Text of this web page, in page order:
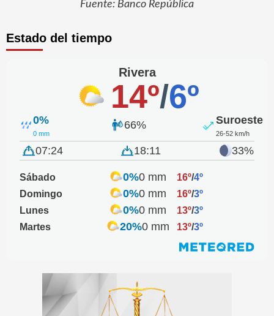
Fuente: Banco República
Estado del tiempo
Rivera
14º/6º
0%
0 mm
66% Suroeste
26-52 km/h
07:24 18:11 33%
Sábado 0%0 mm 16º/4º
Domingo
0%0 mm 16º/3º
Lunes
0%0 mm 13º/3º
Martes
20%0 mm 13º/3º